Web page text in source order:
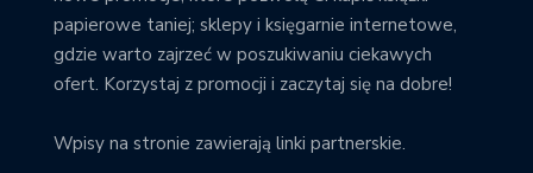
papierowe taniej; sklepy i księgarnie internetowe,
gdzie warto zajrzeć w poszukiwaniu ciekawych
ofert. Korzystaj z promocji i zaczytaj się na dobre!
Wpisy na stronie zawierają linki partnerskie.